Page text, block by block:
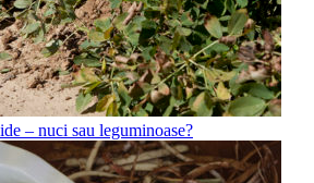
– nuci sau leguminoase?